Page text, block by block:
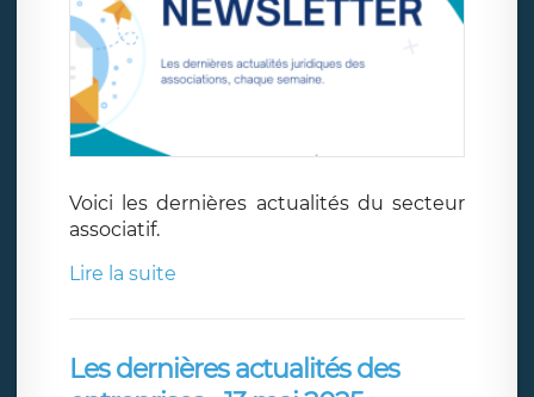
Voici les dernières actualités du secteur
associatif.
Lire la suite
Les dernières actualités des